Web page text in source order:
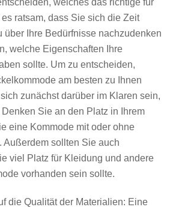
welches das richtige für
ratsam, dass Sie sich die Zeit
über Ihre Bedürfnisse nachzudenken
welche Eigenschaften Ihre
sollte. Um zu entscheiden,
am besten zu Ihnen
zunächst darüber im Klaren sein,
Sie an den Platz in Ihrem
eine Kommode mit oder ohne
Außerdem sollten Sie auch
viel Platz für Kleidung und andere
vorhanden sein sollte.
die Qualität der Materialien: Eine